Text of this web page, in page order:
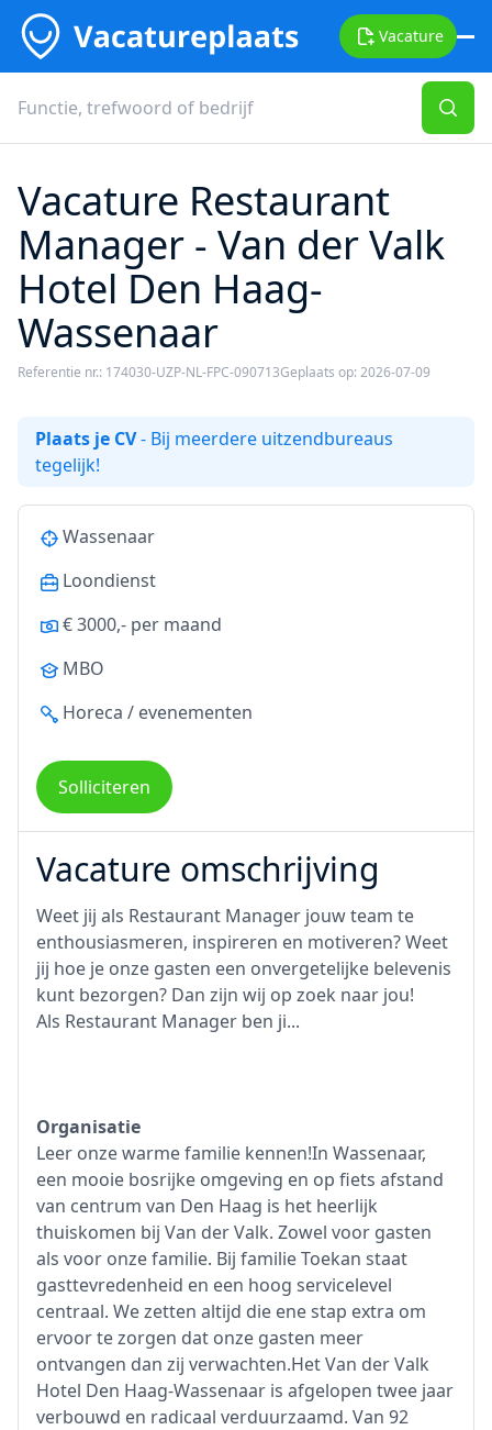
Vacature
Vacature Restaurant
Manager - Van der Valk
Hotel Den Haag-
Wassenaar
Referentie nr.: 174030-UZP-NL-FPC-090713Geplaats op: 2026-07-09
Plaats je CV- Bij meerdere uitzendbureaus
tegelijk!
Wassenaar
Loondienst
€ 3000,- per maand
MBO
Horeca / evenementen
Solliciteren
Vacature omschrijving
Weet jij als Restaurant Manager jouw team te
enthousiasmeren, inspireren en motiveren? Weet
jij hoe je onze gasten een onvergetelijke belevenis
kunt bezorgen? Dan zijn wij op zoek naar jou!
Als Restaurant Manager ben ji...
Organisatie
Leer onze warme familie kennen!In Wassenaar,
een mooie bosrijke omgeving en op fiets afstand
van centrum van Den Haag is het heerlijk
thuiskomen bij Van der Valk. Zowel voor gasten
als voor onze familie. Bij familie Toekan staat
gasttevredenheid en een hoog servicelevel
centraal. We zetten altijd die ene stap extra om
ervoor te zorgen dat onze gasten meer
ontvangen dan zij verwachten.Het Van der Valk
Hotel Den Haag-Wassenaar is afgelopen twee jaar
verbouwd en radicaal verduurzaamd. Van 92